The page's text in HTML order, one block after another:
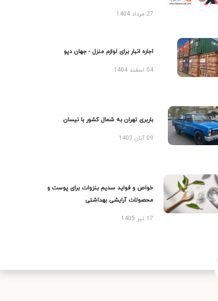
27 مرداد 1404
اجاره انبار برای لوازم منزل - جهان دپو
04 اسفند 1404
باربری تهران به شمال کشور با نیسان
09 آبان 1403
خواص و فواید سدیم بنزوات برای پوست و
محصولات آرایشی بهداشتی
17 تیر 1405